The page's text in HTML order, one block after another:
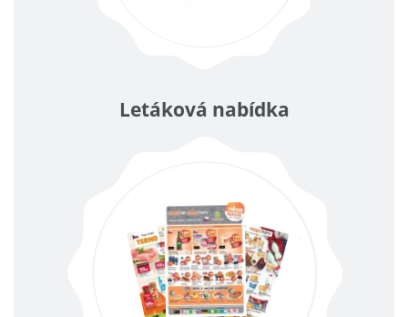
Letáková nabídka